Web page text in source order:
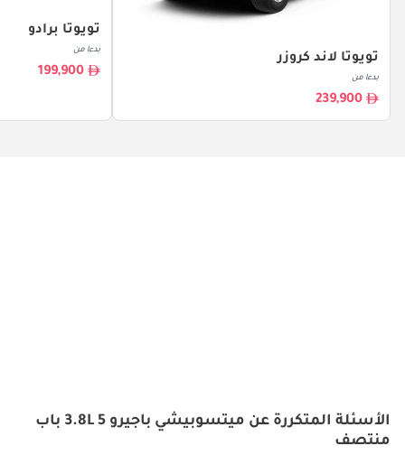
تويوتا لاند كروزر
بدءا من
239,900
تويوتا برادو
بدءا من
199,900
الأسئلة المتكررة عن ميتسوبيشي باجيرو 3.8L 5 باب
منتصف